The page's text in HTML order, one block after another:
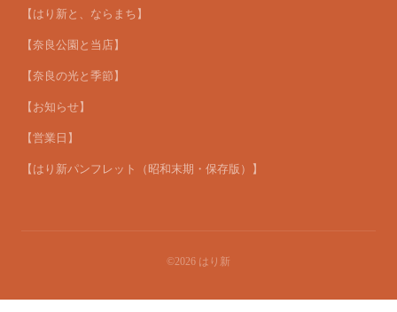
【はり新と、ならまち】
【奈良公園と当店】
【奈良の光と季節】
【お知らせ】
【営業日】
【はり新パンフレット（昭和末期・保存版）】
©2026 はり新